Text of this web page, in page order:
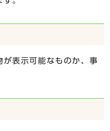
表示可能なものか、事